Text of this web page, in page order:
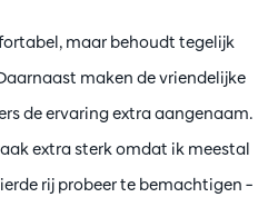
maar behoudt tegelijk
maken de vriendelijke
de ervaring extra aangenaam.
extra sterk omdat ik meestal
rij probeer te bemachtigen –